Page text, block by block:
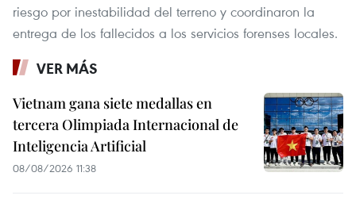
riesgo por inestabilidad del terreno y coordinaron la
entrega de los fallecidos a los servicios forenses locales.
VER MÁS
Vietnam gana siete medallas en
tercera Olimpiada Internacional de
Inteligencia Artificial
08/08/2026 11:38